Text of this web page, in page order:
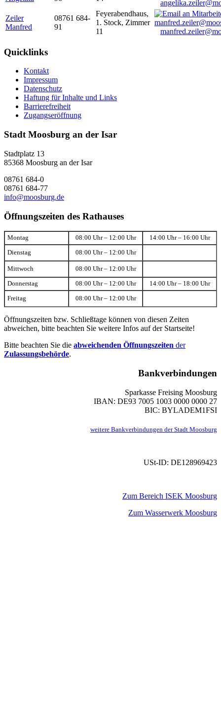
Zeiler
Manfred
08761 684-
91
Feyerabendhaus,
1. Stock, Zimmer
11
Quicklinks
Kontakt
Impressum
Datenschutz
Haftung für Inhalte und Links
Barrierefreiheit
Zugangseröffnung
Stadt Moosburg an der Isar
Stadtplatz 13
85368 Moosburg an der Isar
08761 684-0
08761 684-77
info@moosburg.de
Öffnungszeiten des Rathauses
Montag 08:00 Uhr – 12:00 Uhr 14:00 Uhr – 16:00 Uhr
Dienstag 08:00 Uhr – 12:00 Uhr
Mittwoch 08:00 Uhr – 12:00 Uhr
Donnerstag 08:00 Uhr – 12:00 Uhr 14:00 Uhr – 18:00 Uhr
Freitag 08:00 Uhr – 12:00 Uhr
Öffnungszeiten bzw. Schließtage können von diesen Zeiten
abweichen, bitte beachten Sie weitere Infos auf der Startseite!
Bitte beachten Sie die abweichenden Öffnungszeiten der
Zulassungsbehörde.
Bankverbindungen
Sparkasse Freising Moosburg
IBAN: DE93 7005 1003 0000 0000 27
BIC: BYLADEM1FSI
weitere Bankverbindungen der Stadt Moosburg
USt-ID: DE128969423
Zum Bereich ISEK Moosburg
Zum Wasserwerk Moosburg